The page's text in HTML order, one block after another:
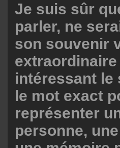
Je suis sûr
parler, ne
son souvenir
intéressant le
le mot exact
représenter
personne,